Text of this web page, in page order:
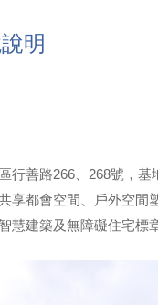
明
行善路266、268號，
享都會空間、戶外空
慧建築及無障礙住宅標